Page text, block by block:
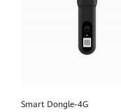
Smart Dongle-4G